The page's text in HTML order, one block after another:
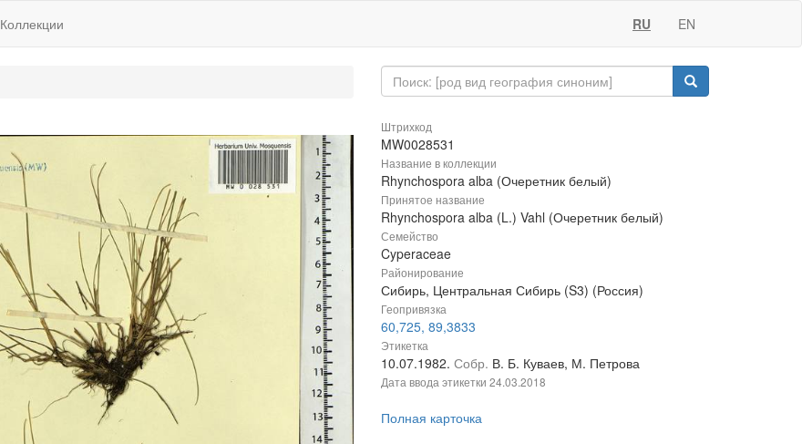
Коллекции RU EN
Штрихкод
MW0028531
Название в коллекции
Rhynchospora alba (Очеретник белый)
Принятое название
Rhynchospora alba (L.) Vahl (Очеретник белый)
Семейство
Cyperaceae
Районирование
Сибирь, Центральная Сибирь (S3) (Россия)
Геопривязка
60,725, 89,3833
Этикетка
10.07.1982. Собр. В. Б. Куваев, М. Петрова
Дата ввода этикетки 24.03.2018
Полная карточка